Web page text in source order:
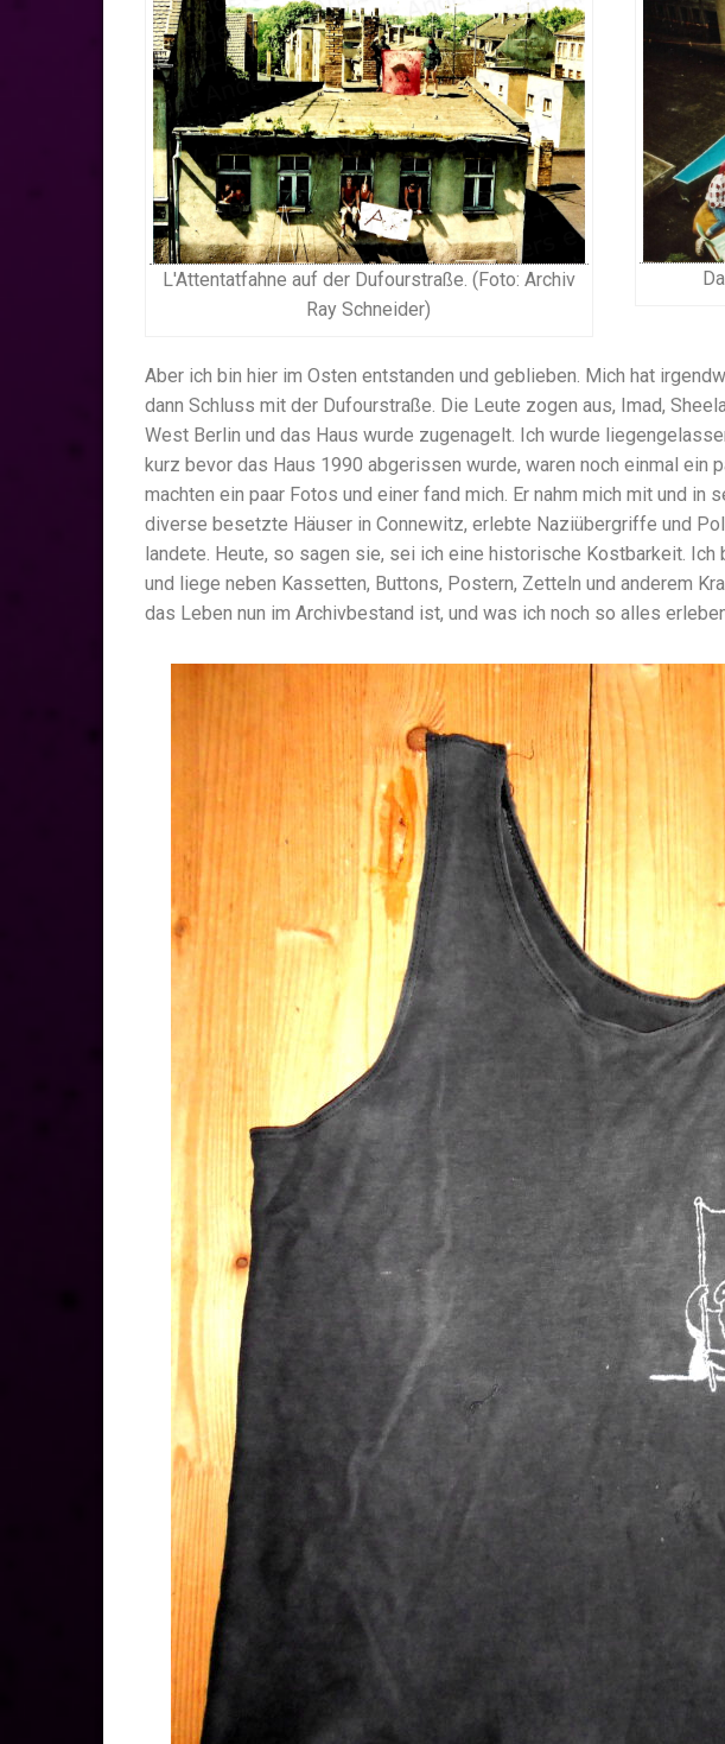
L'Attentatfahne auf der Dufourstraße. (Foto: Archiv
Ray Schneider)
Aber ich bin hier im Osten entstanden und geblieben. Mich hat
dann Schluss mit der Dufourstraße. Die Leute zogen aus, Imad,
West Berlin und das Haus wurde zugenagelt. Ich wurde
kurz bevor das Haus 1990 abgerissen wurde, waren noch einmal ein
machten ein paar Fotos und einer fand mich. Er nahm mich mit und in
diverse besetzte Häuser in Connewitz, erlebte Naziübergriffe und
landete. Heute, so sagen sie, sei ich eine historische Kostbarkeit.
und liege neben Kassetten, Buttons, Postern, Zetteln und anderem
das Leben nun im Archivbestand ist, und was ich noch so alles